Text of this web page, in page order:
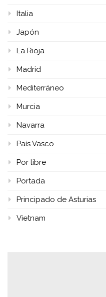
Italia
Japón
La Rioja
Madrid
Mediterráneo
Murcia
Navarra
País Vasco
Por libre
Portada
Principado de Asturias
Vietnam